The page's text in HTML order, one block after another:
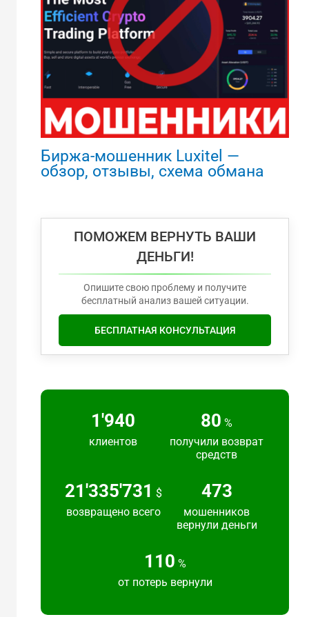
Биржа-мошенник Luxitel —
обзор, отзывы, схема обмана
ПОМОЖЕМ ВЕРНУТЬ ВАШИ
ДЕНЬГИ!
Опишите свою проблему и получите
бесплатный анализ вашей ситуации.
БЕСПЛАТНАЯ КОНСУЛЬТАЦИЯ
2'217
клиентов
91 %
получили возврат
средств
24'383'692 $
возвращено всего
540
мошенников
вернули деньги
125 %
от потерь вернули